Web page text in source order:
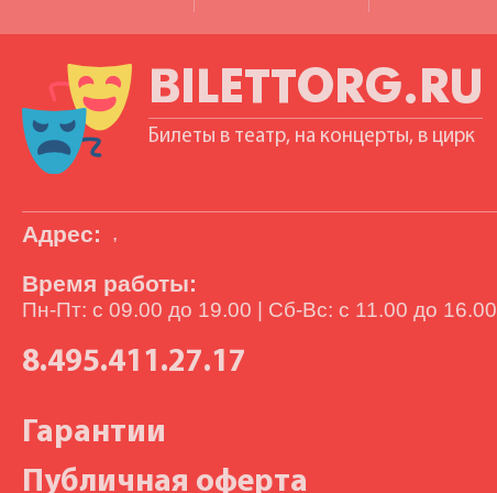
BILETTORG.RU
Билеты в театр, на концерты, в цирк
Адрес: ,
Время работы:
Пн-Пт: с 09.00 до 19.00 | Сб-Вс: с 11.00 до 16.00
8.495.411.27.17
Гарантии
Публичная оферта